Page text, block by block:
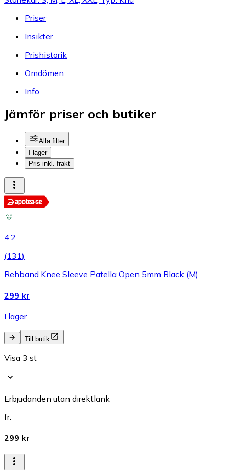
Priser
Insikter
Prishistorik
Omdömen
Info
Jämför priser och butiker
Alla filter
I lager
Pris inkl. frakt
4.2
(131)
Rehband Knee Sleeve Patella Open 5mm Black (M)
299 kr
I lager
Till butik
Visa 3 st
Erbjudanden utan direktlänk
fr.
299 kr